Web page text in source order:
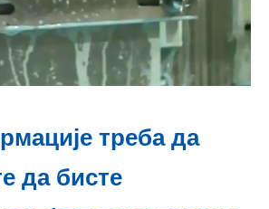
треба да
да бисте